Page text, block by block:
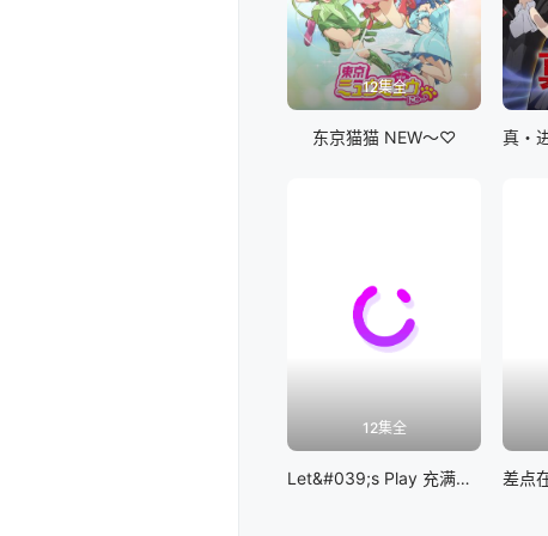
12集全
东京猫猫 NEW～♡
12集全
Let&#039;s Play 充满挑战的人生